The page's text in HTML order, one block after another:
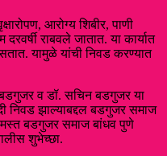
आरोग्य शिबीर, पाणी
राबवले जातात. या कार्यात
यामुळे यांची निवड करण्यात
व डॉ. सचिन बडगुजर या
निवड झाल्याबद्दल बडगुजर समाज
बडगुजर समाज बांधव पुणे
शुभेच्छा.